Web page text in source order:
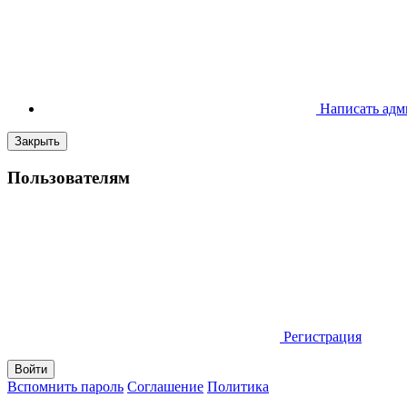
Написать
Закрыть
Пользователям
Регистрация
Вспомнить пароль Соглашение Политика